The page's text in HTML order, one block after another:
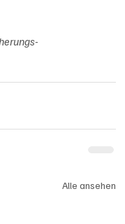
Alle ansehen